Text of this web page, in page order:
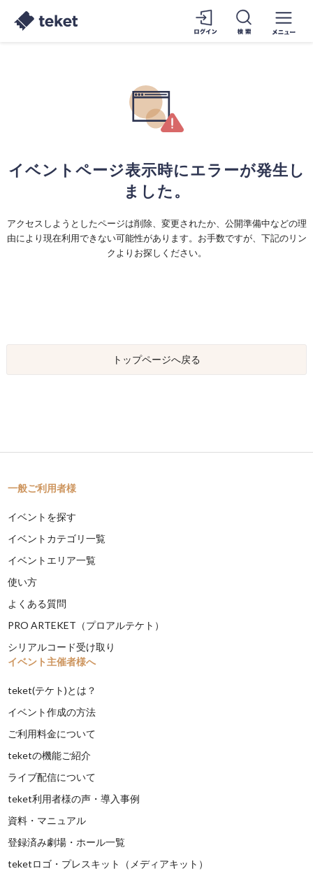
イベントページ表示時にエラーが発生し
ました。
アクセスしようとしたページは削除、変更されたか、公開準備中などの理
由により現在利用できない可能性があります。お手数ですが、下記のリン
クよりお探しください。
トップページへ戻る
一般ご利用者様
イベントを探す
イベントカテゴリ一覧
イベントエリア一覧
使い方
よくある質問
PRO ARTEKET（プロアルテケト）
シリアルコード受け取り
イベント主催者様へ
teket(テケト)とは？
イベント作成の方法
ご利用料金について
teketの機能ご紹介
ライブ配信について
teket利用者様の声・導入事例
資料・マニュアル
登録済み劇場・ホール一覧
teketロゴ・プレスキット（メディアキット）